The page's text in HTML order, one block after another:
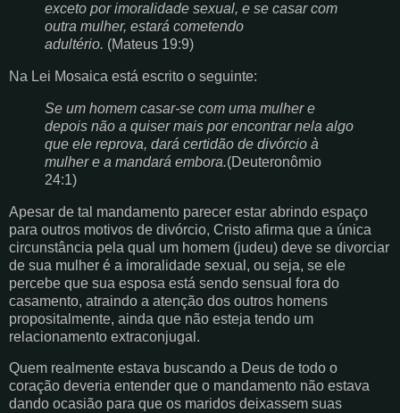
exceto por imoralidade sexual, e se casar com
outra mulher, estará cometendo
adultério. (Mateus 19:9)
Na Lei Mosaica está escrito o seguinte:
Se um homem casar-se com uma mulher e
depois não a quiser mais por encontrar nela algo
que ele reprova, dará certidão de divórcio à
mulher e a mandará embora.(Deuteronômio
24:1)
Apesar de tal mandamento parecer estar abrindo espaço
para outros motivos de divórcio, Cristo afirma que a única
circunstância pela qual um homem (judeu) deve se divorciar
de sua mulher é a imoralidade sexual, ou seja, se ele
percebe que sua esposa está sendo sensual fora do
casamento, atraindo a atenção dos outros homens
propositalmente, ainda que não esteja tendo um
relacionamento extraconjugal.
Quem realmente estava buscando a Deus de todo o
coração deveria entender que o mandamento não estava
dando ocasião para que os maridos deixassem suas